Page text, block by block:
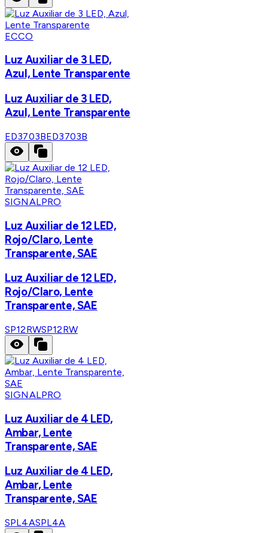
ECCO
Luz Auxiliar de 3 LED,
Azul, Lente Transparente
Luz Auxiliar de 3 LED,
Azul, Lente Transparente
ED3703BED3703B
SIGNALPRO
Luz Auxiliar de 12 LED,
Rojo/Claro, Lente
Transparente, SAE
Luz Auxiliar de 12 LED,
Rojo/Claro, Lente
Transparente, SAE
SP12RWSP12RW
SIGNALPRO
Luz Auxiliar de 4 LED,
Ambar, Lente
Transparente, SAE
Luz Auxiliar de 4 LED,
Ambar, Lente
Transparente, SAE
SPL4ASPL4A